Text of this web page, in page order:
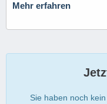
Mehr erfahren
Sie haben noch